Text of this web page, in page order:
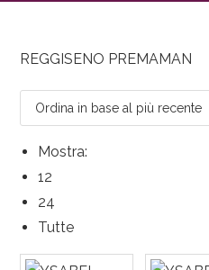
REGGISENO PREMAMAN
Mostra:
12
24
Tutte